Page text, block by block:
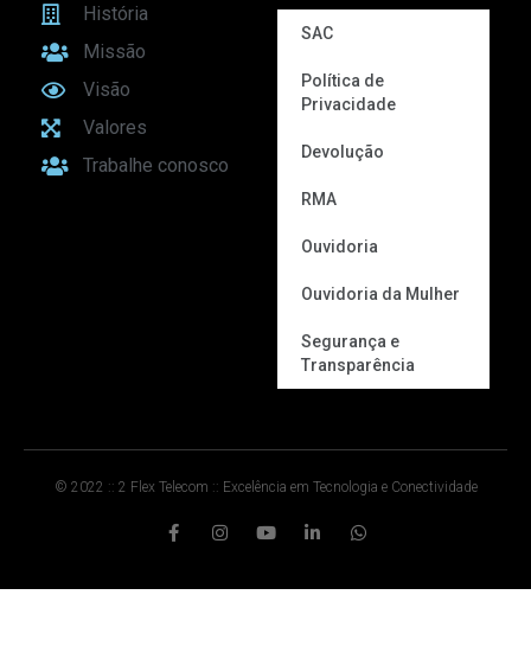
História
Missão
Visão
Valores
Trabalhe conosco
SAC
Política de
Privacidade
Devolução
RMA
Ouvidoria
Ouvidoria da Mulher
Segurança e
Transparência
© 2022 :: 2 Flex Telecom :: Excelência em Tecnologia e Conectividade